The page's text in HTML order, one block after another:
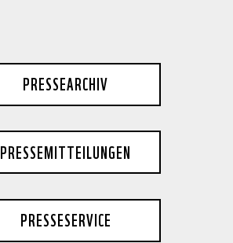
PRESSEARCHIV
PRESSEMITTEILUNGEN
PRESSESERVICE